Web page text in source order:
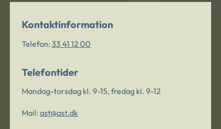
Kontaktinformation
Telefon: 33 41 12 00
Telefontider
Mandag-torsdag kl. 9-15, fredag kl. 9-12
Mail: ast@ast.dk